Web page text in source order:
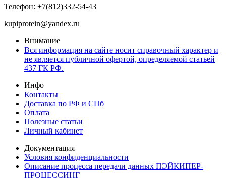
Телефон: +7(812)332-54-43
kupiprotein@yandex.ru
Внимание
Вся информация на сайте носит справочный характер и
не является публичной офертой, определяемой статьей
437 ГК РФ.
Инфо
Контакты
Доставка по РФ и СПб
Оплата
Полезные статьи
Личный кабинет
Документация
Условия конфиденциальности
Описание процесса передачи данных ПЭЙКИПЕР-
ПРОЦЕССИНГ